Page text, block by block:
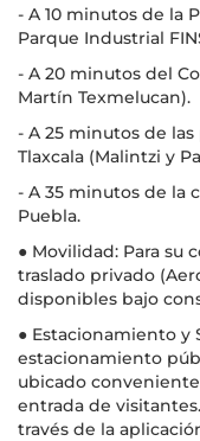
- A 10 minutos de la
Parque Industrial
- A 20 minutos del
Martín Texmelucan).
- A 25 minutos de
Tlaxcala (Malintzi y
- A 35 minutos de la
Puebla.
● Movilidad: Para su
traslado privado
disponibles bajo
● Estacionamiento y
estacionamiento
ubicado
entrada de
través de la